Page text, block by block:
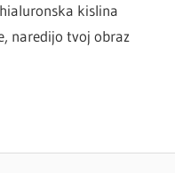
kislina
naredijo tvoj obraz